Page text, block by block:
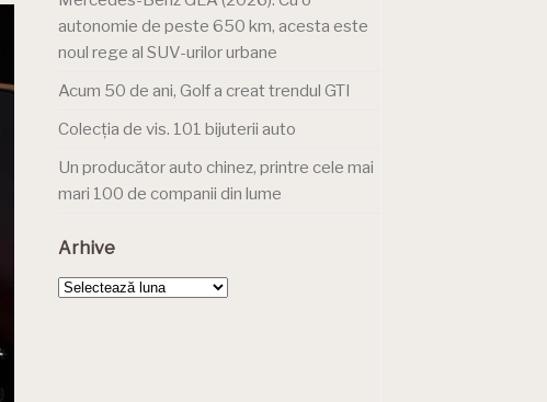
autonomie de peste 650 km, acesta este
noul rege al SUV-urilor urbane
Acum 50 de ani, Golf a creat trendul GTI
Colecția de vis. 101 bijuterii auto
Un producător auto chinez, printre cele mai
mari 100 de companii din lume
Arhive
Arhive